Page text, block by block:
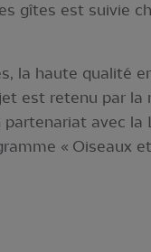
gîtes est suivie
la haute qualité
est retenu par la
avec la
« Oiseaux